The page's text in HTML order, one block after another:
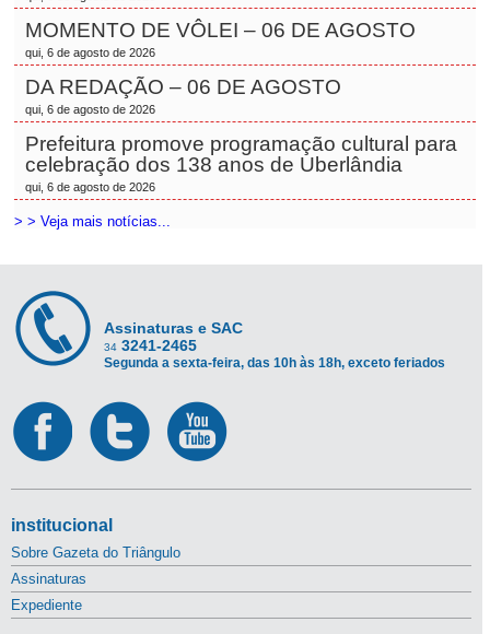
MOMENTO DE VÔLEI – 06 DE AGOSTO
qui, 6 de agosto de 2026
DA REDAÇÃO – 06 DE AGOSTO
qui, 6 de agosto de 2026
Prefeitura promove programação cultural para
celebração dos 138 anos de Uberlândia
qui, 6 de agosto de 2026
> > Veja mais notícias...
Assinaturas e SAC
34 3241-2465
Segunda a sexta-feira, das 10h às 18h, exceto feriados
institucional
Sobre Gazeta do Triângulo
Assinaturas
Expediente